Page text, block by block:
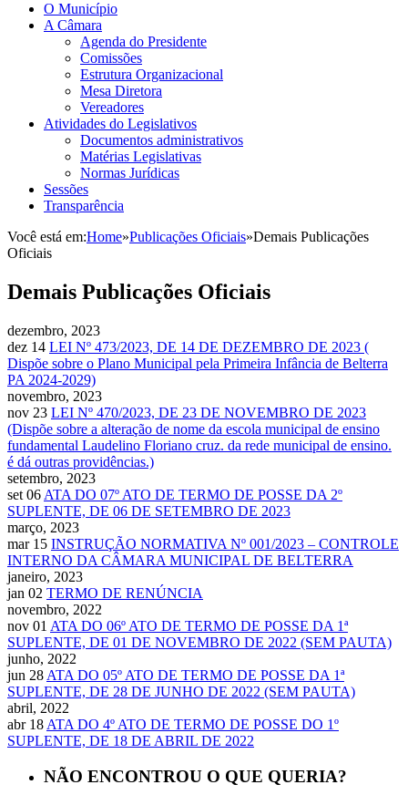
O Município
A Câmara
Agenda do Presidente
Comissões
Estrutura Organizacional
Mesa Diretora
Vereadores
Atividades do Legislativos
Documentos administrativos
Matérias Legislativas
Normas Jurídicas
Sessões
Transparência
Você está em:Home»Publicações Oficiais»Demais Publicações
Oficiais
Demais Publicações Oficiais
dezembro, 2023
dez 14 LEI Nº 473/2023, DE 14 DE DEZEMBRO DE 2023 (
Dispõe sobre o Plano Municipal pela Primeira Infância de Belterra
PA 2024-2029)
novembro, 2023
nov 23 LEI Nº 470/2023, DE 23 DE NOVEMBRO DE 2023
(Dispõe sobre a alteração de nome da escola municipal de ensino
fundamental Laudelino Floriano cruz. da rede municipal de ensino.
é dá outras providências.)
setembro, 2023
set 06 ATA DO 07º ATO DE TERMO DE POSSE DA 2º
SUPLENTE, DE 06 DE SETEMBRO DE 2023
março, 2023
mar 15 INSTRUÇÃO NORMATIVA Nº 001/2023 – CONTROLE
INTERNO DA CÂMARA MUNICIPAL DE BELTERRA
janeiro, 2023
jan 02 TERMO DE RENÚNCIA
novembro, 2022
nov 01 ATA DO 06º ATO DE TERMO DE POSSE DA 1ª
SUPLENTE, DE 01 DE NOVEMBRO DE 2022 (SEM PAUTA)
junho, 2022
jun 28 ATA DO 05º ATO DE TERMO DE POSSE DA 1ª
SUPLENTE, DE 28 DE JUNHO DE 2022 (SEM PAUTA)
abril, 2022
abr 18 ATA DO 4º ATO DE TERMO DE POSSE DO 1º
SUPLENTE, DE 18 DE ABRIL DE 2022
NÃO ENCONTROU O QUE QUERIA?